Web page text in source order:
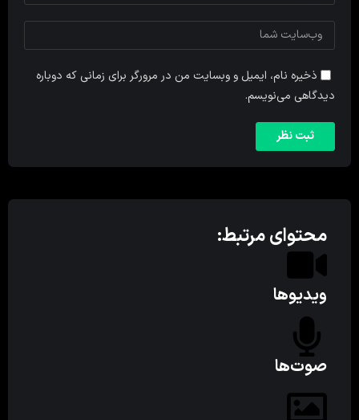
ذخیره نام، ایمیل و وبسایت من در مرورگر برای زمانی که دوباره
دیدگاهی می‌نویسم.
محتوای مرتبط:
ویدیوها
صوت‌ها